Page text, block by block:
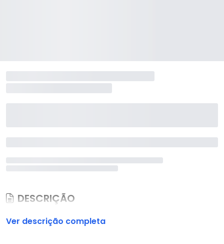
DESCRIÇÃO
Ver descrição completa